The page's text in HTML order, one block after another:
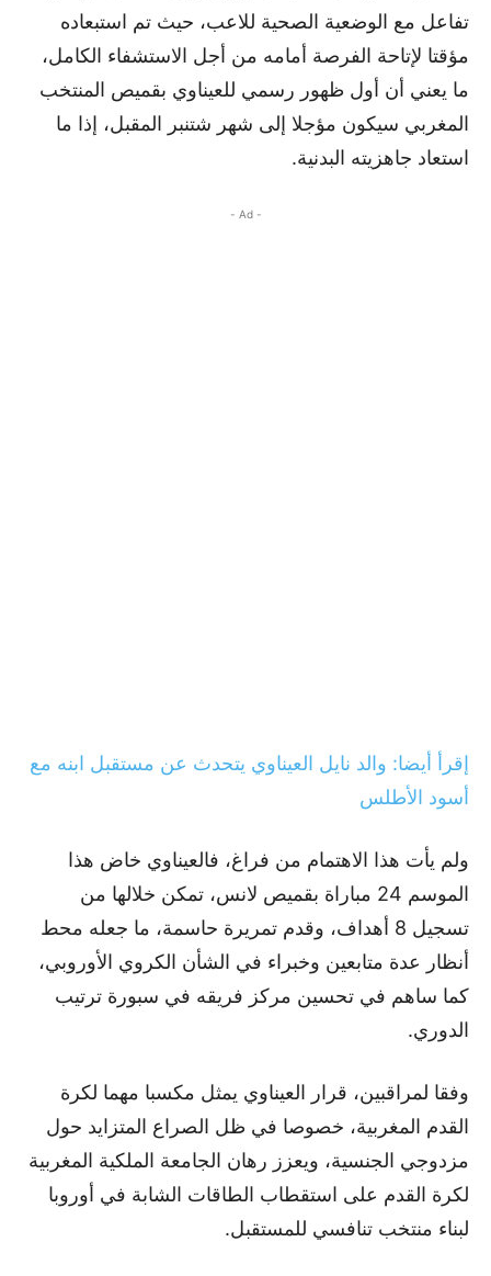
تفاعل مع الوضعية الصحية للاعب، حيث تم استبعاده
مؤقتا لإتاحة الفرصة أمامه من أجل الاستشفاء الكامل،
ما يعني أن أول ظهور رسمي للعيناوي بقميص المنتخب
المغربي سيكون مؤجلا إلى شهر شتنبر المقبل، إذا ما
استعاد جاهزيته البدنية.
- Ad -
إقرأ أيضا: والد نايل العيناوي يتحدث عن مستقبل ابنه مع
أسود الأطلس
ولم يأت هذا الاهتمام من فراغ، فالعيناوي خاض هذا
الموسم 24 مباراة بقميص لانس، تمكن خلالها من
تسجيل 8 أهداف، وقدم تمريرة حاسمة، ما جعله محط
أنظار عدة متابعين وخبراء في الشأن الكروي الأوروبي،
كما ساهم في تحسين مركز فريقه في سبورة ترتيب
الدوري.
وفقا لمراقبين، قرار العيناوي يمثل مكسبا مهما لكرة
القدم المغربية، خصوصا في ظل الصراع المتزايد حول
مزدوجي الجنسية، ويعزز رهان الجامعة الملكية المغربية
لكرة القدم على استقطاب الطاقات الشابة في أوروبا
لبناء منتخب تنافسي للمستقبل.